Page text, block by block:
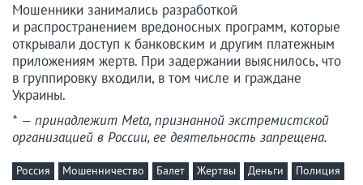
Мошенники занимались разработкой
и распространением вредоносных программ, которые
открывали доступ к банковским и другим платежным
приложениям жертв. При задержании выяснилось, что
в группировку входили, в том числе и граждане
Украины.
* — принадлежит Meta, признанной экстремистской
организацией в России, ее деятельность запрещена.
Россия Мошенничество Балет Жертвы Деньги
Полиция